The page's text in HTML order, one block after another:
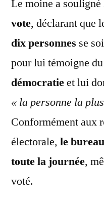
Le moine a souligné
vote, déclarant que
dix personnes se
pour lui témoigne du
démocratieet lui
« la personne la
Conformément aux
électorale, le
toute la journée,
voté.